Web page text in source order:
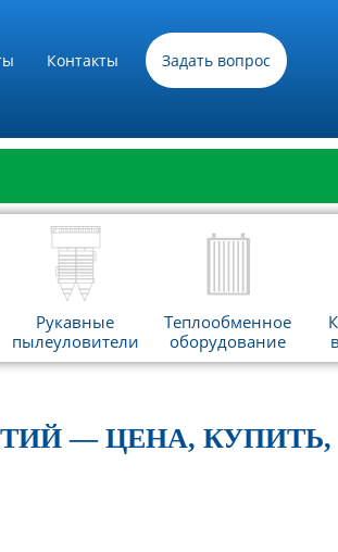
Контакты Задать вопрос
Рукавные
пылеуловители
Теплообменное
оборудование
— ЦЕНА, КУПИТЬ,